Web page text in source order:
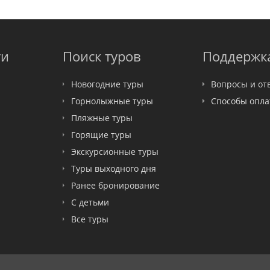
Поиск туров
Новогодние туры
Горнолыжные туры
Пляжные туры
Горящие туры
Экскурсионные туры
Туры выходного дня
Ранее бронирование
С детьми
Все туры
Вопросы и
Способы